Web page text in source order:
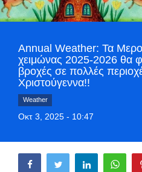
World
Greece
Style Adorés
Entertainment
Annual Weather: Τα
χειμώνας 2025-2026 θα
βροχές σε πολλές
Χριστούγεννα!!
Weather
Οκτ 3, 2025 - 10:47